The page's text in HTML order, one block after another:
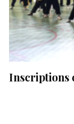
Inscriptions